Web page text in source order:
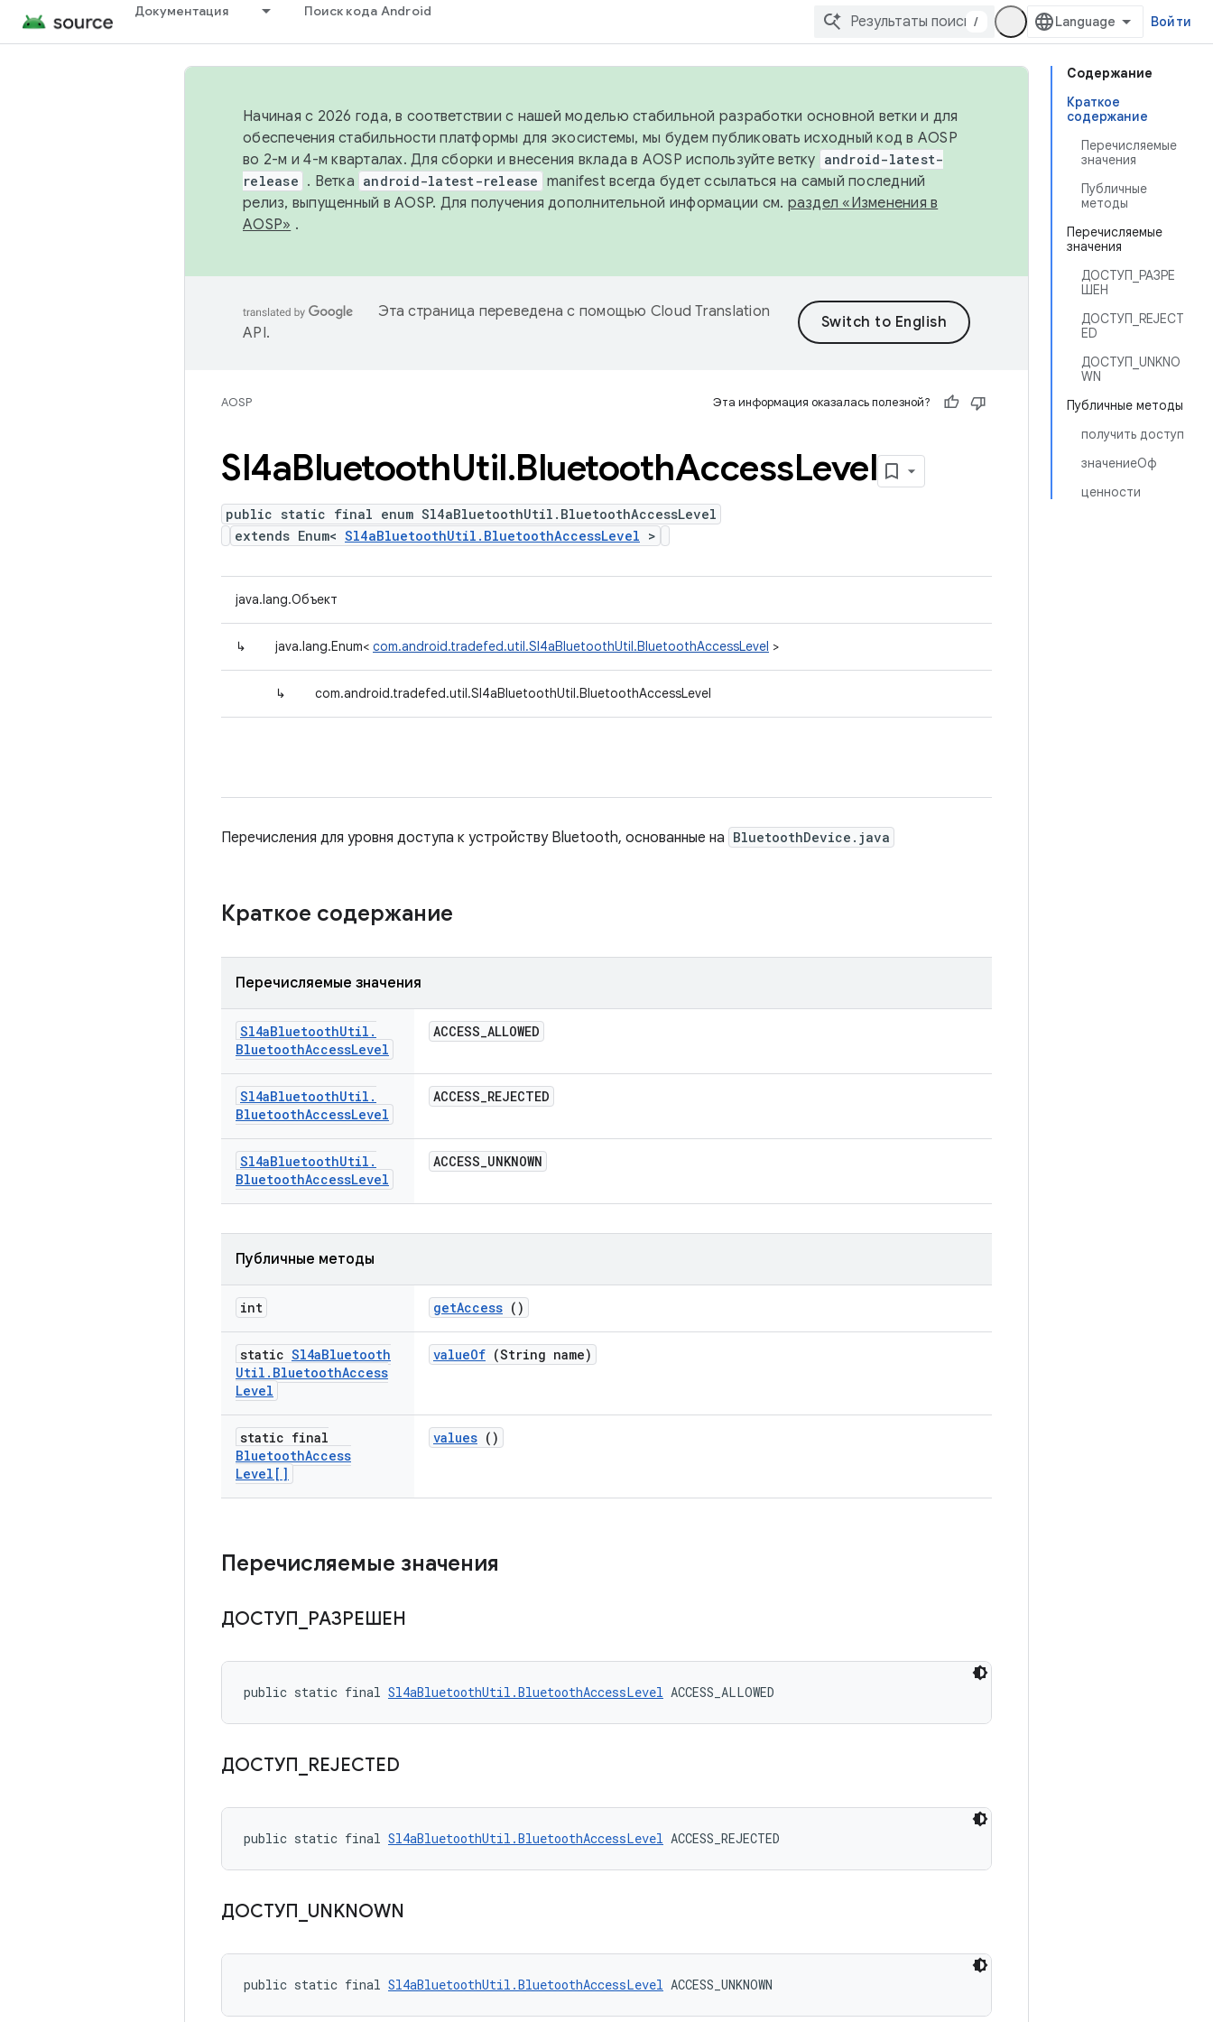
Документация Поиск кода Android
/ Войти
Содержание
Краткое
содержание
Перечисляемые
значения
Публичные
методы
Перечисляемые
значения
ДОСТУП_РАЗРЕ
ШЕН
ДОСТУП_REJECT
ED
ДОСТУП_UNKNO
WN
Публичные методы
получить доступ
значениеОф
ценности
Начиная с 2026 года, в соответствии с нашей моделью стабильной разработки основной ветки и для
обеспечения стабильности платформы для экосистемы, мы будем публиковать исходный код в AOSP
во 2-м и 4-м кварталах. Для сборки и внесения вклада в AOSP используйте ветку android-latest-
release . Ветка android-latest-release manifest всегда будет ссылаться на самый последний
релиз, выпущенный в AOSP. Для получения дополнительной информации см. раздел «Изменения в
AOSP» .
Эта страница переведена с помощью Cloud Translation
API.
AOSP Эта информация оказалась полезной?
Sl4aBluetoothUtil.BluetoothAccessLevel
public static final enum Sl4aBluetoothUtil.BluetoothAccessLevel
extends Enum< Sl4aBluetoothUtil.BluetoothAccessLevel >
java.lang.Объект
↳ java.lang.Enum< com.android.tradefed.util.Sl4aBluetoothUtil.BluetoothAccessLevel >
↳ com.android.tradefed.util.Sl4aBluetoothUtil.BluetoothAccessLevel
Перечисления для уровня доступа к устройству Bluetooth, основанные на BluetoothDevice.java
Краткое содержание
Перечисляемые значения
Sl4aBluetoothUtil .
BluetoothAccessLevel
ACCESS_ALLOWED
Sl4aBluetoothUtil .
BluetoothAccessLevel
ACCESS_REJECTED
Sl4aBluetoothUtil .
BluetoothAccessLevel
ACCESS_UNKNOWN
Публичные методы
int getAccess ()
static Sl4aBluetooth
Util . BluetoothAccess
Level
valueOf (String name)
static final
BluetoothAccess
Level[]
values ()
Перечисляемые значения
ДОСТУП РАЗРЕШЕН
public static final Sl4aBluetoothUtil.BluetoothAccessLevel ACCESS_ALLOWED
ДОСТУП REJECTED
public static final Sl4aBluetoothUtil.BluetoothAccessLevel ACCESS_REJECTED
ДОСТУП UNKNOWN
public static final Sl4aBluetoothUtil.BluetoothAccessLevel ACCESS_UNKNOWN